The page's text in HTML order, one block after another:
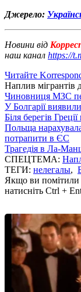
Джерело:
Новини від
наш канал https://
Читайте
Наплив мігрантів
Чиновниця МЗС
У Болгарії
Біля берегів
Польща нарахувала
потрапити в ЄС
Трагедія в Ла-
СПЕЦТЕМА:
ТЕГИ: нелегалы,
Якщо ви помітили
натисніть Ctrl +